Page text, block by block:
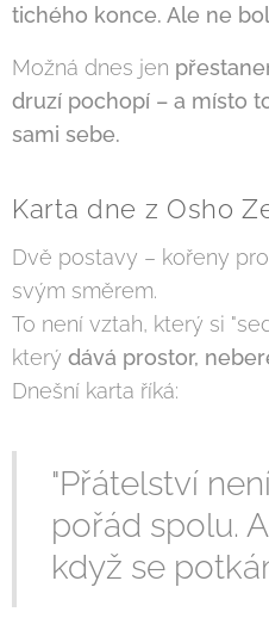
tichého konce. Ale ne
Možná dnes jen
druzí pochopí – a místo
sami sebe.
Karta dne z Osho
Dvě postavy – kořeny
svým směrem.
To není vztah, který si
který dává prostor,
Dnešní karta říká:
"Přátelství
pořád spolu.
když se